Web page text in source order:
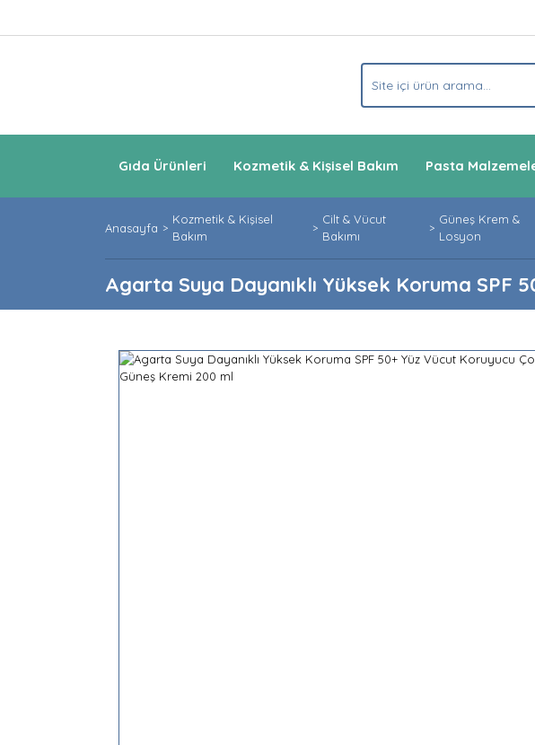
Gıda Ürünleri Kozmetik & Kişisel Bakım Pasta
Anasayfa
Kozmetik & Kişisel
Bakım
Cilt & Vücut
Bakımı
Güneş Krem &
Losyon
Agarta Suya Dayanıklı Yüksek Koruma SPF